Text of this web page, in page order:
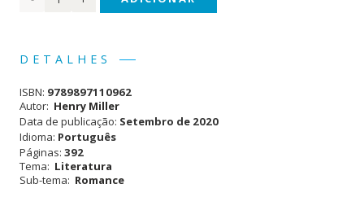
original
17,75 €.
atual
DETALHES
ISBN: 9789897110962
Autor: Henry Miller
Data de publicação: Setembro de 2020
Idioma: Português
Páginas: 392
Tema: Literatura
Sub-tema: Romance